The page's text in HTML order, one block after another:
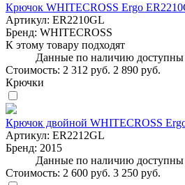
Крючок WHITECROSS Ergo
Артикул: ER2210GL
Бренд: WHITECROSS
К этому товару подходят
Данные по наличию доступны
Стоимость: 2 312 руб. 2 890 руб.
Крючки
Крючок двойной WHITECROSS
Артикул: ER2212GL
Бренд: 2015
Данные по наличию доступны
Стоимость: 2 600 руб. 3 250 руб.